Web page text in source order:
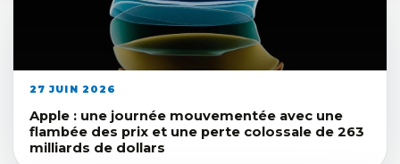
27 JUIN 2026
Apple : une journée mouvementée avec une
flambée des prix et une perte colossale de 263
milliards de dollars